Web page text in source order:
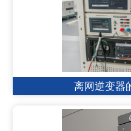
离网逆变器